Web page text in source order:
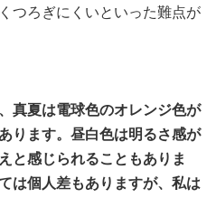
つろぎにくいといった難点が
真夏は電球色のオレンジ色が
ります。昼白色は明るさ感が
と感じられることもありま
は個人差もありますが、私は